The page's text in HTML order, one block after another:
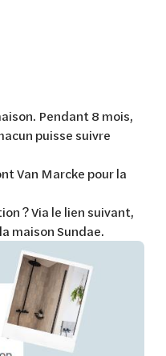
Pendant 8 mois,
puisse suivre
Van Marcke pour la
? Via le lien suivant,
maison Sundae.